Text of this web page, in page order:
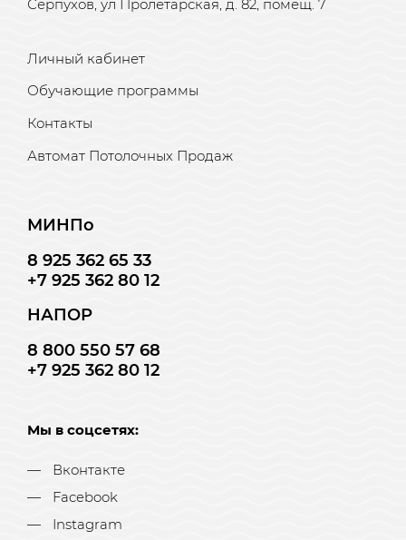
Серпухов, ул Пролетарская, д. 82, помещ. 7
Личный кабинет
Обучающие программы
Контакты
Автомат Потолочных Продаж
МИНПо
8 925 362 65 33
+7 925 362 80 12
НАПОР
8 800 550 57 68
+7 925 362 80 12
Мы в соцсетях:
Вконтакте
Facebook
Instagram